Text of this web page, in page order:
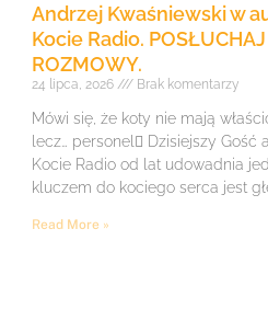
Andrzej Kwaśniewski w
Kocie Radio. POSŁUCHAJ
ROZMOWY.
24 lipca, 2026 Brak komentarzy
Mówi się, że koty nie mają
lecz… personel Dzisiejszy Gość
Kocie Radio od lat udowadnia
kluczem do kociego serca jest
Read More »